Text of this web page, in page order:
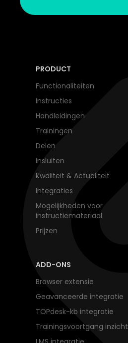
PRODUCT
Functionaliteiten
Instructies
Handleidingen
Trainingen
Delen
Insluiten
Kwaliteit & Actualiteit
Integraties
Mogelijkheden voor
instructiemateriaal
Prijzen
ADD-ONS
Browser extensie
Geavanceerde integratie
TOPdesk-kb integratie
Trainingsvoortgang inzicht